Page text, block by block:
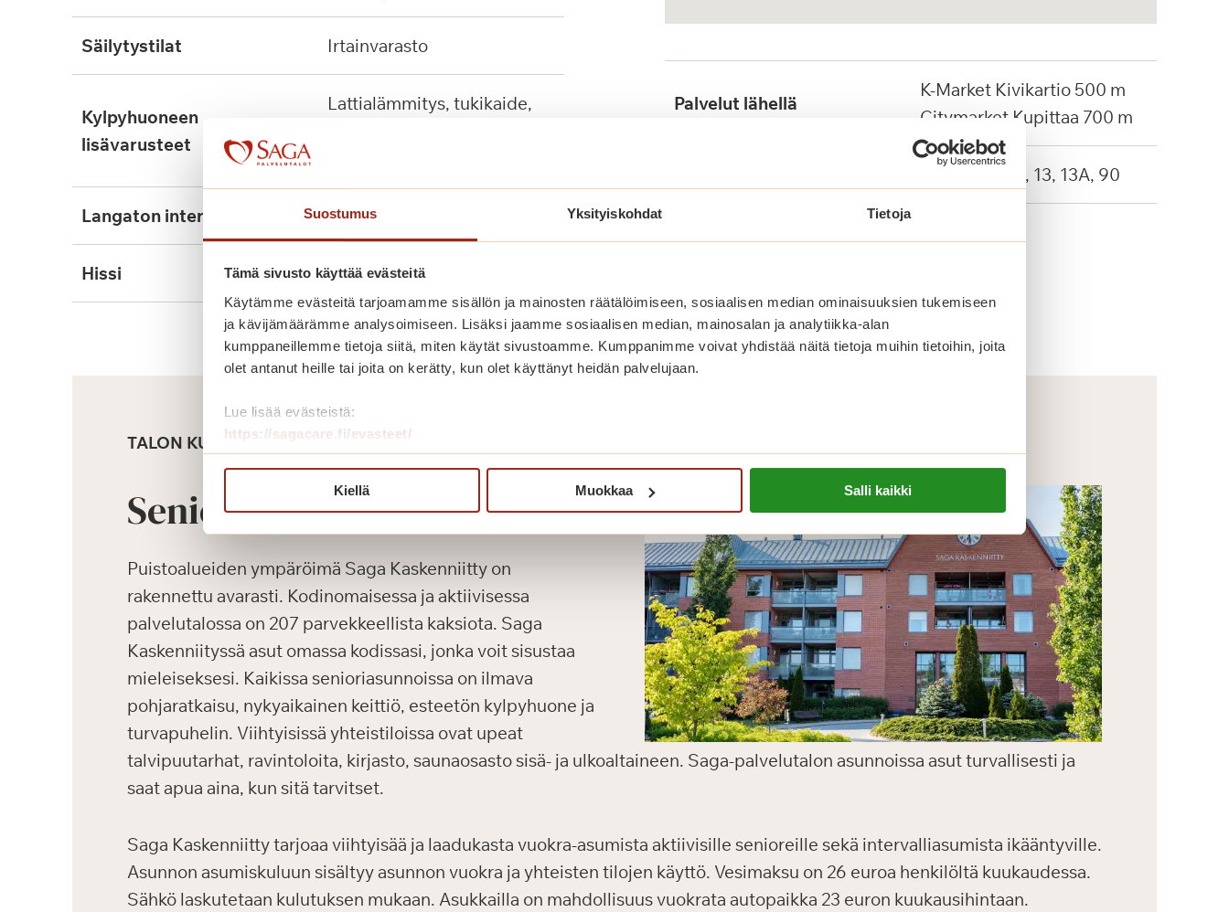
Suostumus Yksityiskohdat Tietoja
Tämä sivusto käyttää evästeitä
Käytämme evästeitä tarjoamamme sisällön ja mainosten räätälöimiseen, sosiaalisen median ominaisuuksien tukemiseen
ja kävijämäärämme analysoimiseen. Lisäksi jaamme sosiaalisen median, mainosalan ja analytiikka-alan
kumppaneillemme tietoja siitä, miten käytät sivustoamme. Kumppanimme voivat yhdistää näitä tietoja muihin tietoihin, joita
olet antanut heille tai joita on kerätty, kun olet käyttänyt heidän palvelujaan.
Lue lisää evästeistä:
https://sagacare.fi/evasteet/
Kiellä Muokkaa Salli kaikki
säilytystilat irtainvarasto
kylpyhuoneen
lisävarusteet
lattialämmitys, tukikaide,
langaton internet ei
hissi kyllä, 3kpl
Palvelut lähellä
K-Market Kivikartio 500 m
Citymarket Kupittaa 700 m
Linja-autot: 9, 13, 13A, 90
TALON KUVAUS
Senioriasunnot
Puistoalueiden ympäröimä Saga Kaskenniitty on
rakennettu avarasti. Kodinomaisessa ja aktiivisessa
palvelutalossa on 207 parvekkeellista kaksiota. Saga
Kaskenniityssä asut omassa kodissasi, jonka voit sisustaa
mieleiseksesi. Kaikissa senioriasunnoissa on ilmava
pohjaratkaisu, nykyaikainen keittiö, esteetön kylpyhuone ja
turvapuhelin. Viihtyisissä yhteistiloissa ovat upeat
talvipuutarhat, ravintoloita, kirjasto, saunaosasto sisä- ja ulkoaltaineen. Saga-palvelutalon asunnoissa asut turvallisesti ja
saat apua aina, kun sitä tarvitset.
Saga Kaskenniitty tarjoaa viihtyisää ja laadukasta vuokra-asumista aktiivisille senioreille sekä intervalliasumista ikääntyville.
Asunnon asumiskuluun sisältyy asunnon vuokra ja yhteisten tilojen käyttö. Vesimaksu on 26 euroa henkilöltä kuukaudessa.
Sähkö laskutetaan kulutuksen mukaan. Asukkailla on mahdollisuus vuokrata autopaikka 23 euron kuukausihintaan.